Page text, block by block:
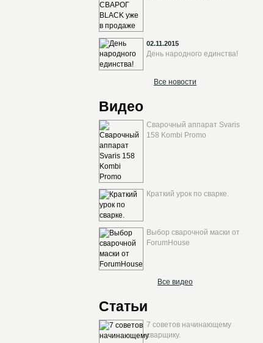
02.11.2015
День народного единства!
Все новости
Видео
Сварочный аппарат Svaris
158 Kombi Promo
Краткий урок по сварке.
Выбор сварочной маски от
ForumHouse
Все видео
Статьи
7 советов начинающему
сварщику.